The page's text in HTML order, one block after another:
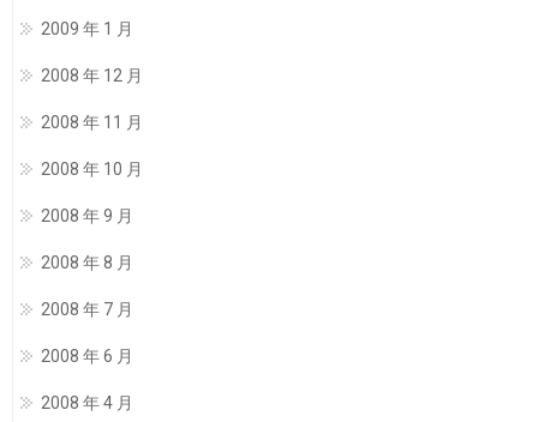
2009 年 1 月
2008 年 12 月
2008 年 11 月
2008 年 10 月
2008 年 9 月
2008 年 8 月
2008 年 7 月
2008 年 6 月
2008 年 4 月